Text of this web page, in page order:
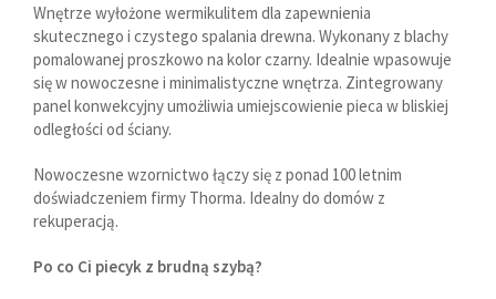
Wnętrze wyłożone wermikulitem dla zapewnienia
skutecznego i czystego spalania drewna. Wykonany z blachy
pomalowanej proszkowo na kolor czarny. Idealnie wpasowuje
się w nowoczesne i minimalistyczne wnętrza. Zintegrowany
panel konwekcyjny umożliwia umiejscowienie pieca w bliskiej
odległości od ściany.
Nowoczesne wzornictwo łączy się z ponad 100 letnim
doświadczeniem firmy Thorma. Idealny do domów z
rekuperacją.
Po co Ci piecyk z brudną szybą?